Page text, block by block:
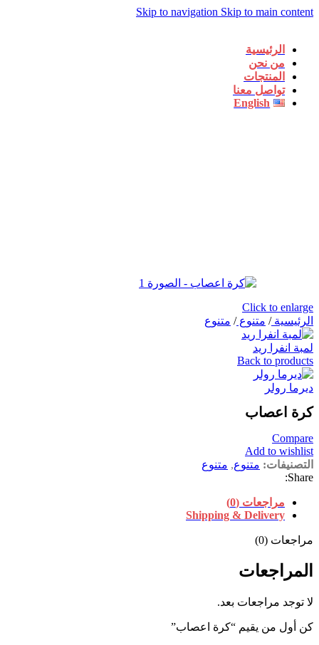
Skip to navigation Skip to main content
الرئيسية
من نحن
المنتجات
تواصل معنا
English
Click to enlarge
الرئيسية/ متنوع/ متنوع
لمبة انفرا ريد
Back to products
ديرما رولر
كرة اعصاب
Compare
Add to wishlist
التصنيفات: متنوع, متنوع
Share:
مراجعات (0)
Shipping & Delivery
مراجعات (0)
المراجعات
لا توجد مراجعات بعد.
كن أول من يقيم “كرة اعصاب”